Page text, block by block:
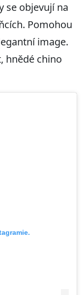
se objevují na
Pomohou
image.
hnědé chino